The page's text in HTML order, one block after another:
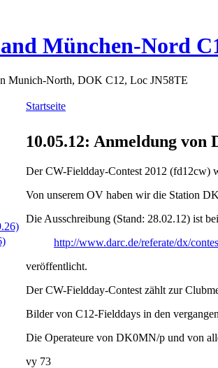
München-Nord
Munich-North, DOK C12, Loc JN58TE
Startseite
10.05.12: Anmeldung
Der CW-Fieldday-Contest 2012 (fd12cw)
Von unserem OV haben wir die Station
Die Ausschreibung (Stand: 28.02.12) ist bei
http://www.darc.de/referate/dx/
veröffentlicht.
Der CW-Fieldday-Contest zählt zur
Bilder von C12-Fielddays in den
Die Operateure von DK0MN/p und von
vy 73